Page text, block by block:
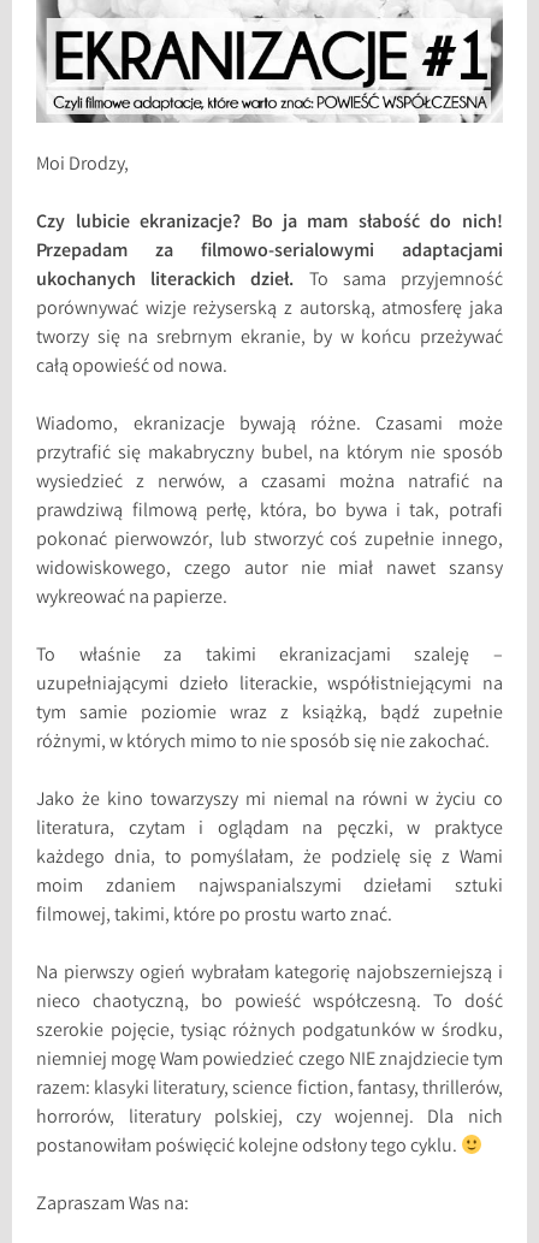
Moi Drodzy,
Czy lubicie ekranizacje? Bo ja mam słabość do nich!
Przepadam za filmowo-serialowymi adaptacjami
ukochanych literackich dzieł. To sama przyjemność
porównywać wizje reżyserską z autorską, atmosferę jaka
tworzy się na srebrnym ekranie, by w końcu przeżywać
całą opowieść od nowa.
Wiadomo, ekranizacje bywają różne. Czasami może
przytrafić się makabryczny bubel, na którym nie sposób
wysiedzieć z nerwów, a czasami można natrafić na
prawdziwą filmową perłę, która, bo bywa i tak, potrafi
pokonać pierwowzór, lub stworzyć coś zupełnie innego,
widowiskowego, czego autor nie miał nawet szansy
wykreować na papierze.
To właśnie za takimi ekranizacjami szaleję –
uzupełniającymi dzieło literackie, współistniejącymi na
tym samie poziomie wraz z książką, bądź zupełnie
różnymi, w których mimo to nie sposób się nie zakochać.
Jako że kino towarzyszy mi niemal na równi w życiu co
literatura, czytam i oglądam na pęczki, w praktyce
każdego dnia, to pomyślałam, że podzielę się z Wami
moim zdaniem najwspanialszymi dziełami sztuki
filmowej, takimi, które po prostu warto znać.
Na pierwszy ogień wybrałam kategorię najobszerniejszą i
nieco chaotyczną, bo powieść współczesną. To dość
szerokie pojęcie, tysiąc różnych podgatunków w środku,
niemniej mogę Wam powiedzieć czego NIE znajdziecie tym
razem: klasyki literatury, science fiction, fantasy, thrillerów,
horrorów, literatury polskiej, czy wojennej. Dla nich
postanowiłam poświęcić kolejne odsłony tego cyklu.
Zapraszam Was na: